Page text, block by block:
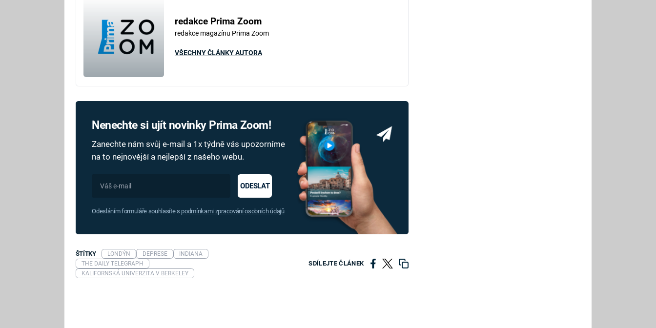
redakce Prima Zoom
redakce magazínu Prima Zoom
VŠECHNY ČLÁNKY AUTORA
Nenechte si ujít novinky Prima Zoom!
Zanechte nám svůj e-mail a 1x týdně vás upozorníme
na to nejnovější a nejlepší z našeho webu.
ODESLAT
Odesláním formuláře souhlasíte s podmínkami zpracování osobních údajů
SDÍLEJTE ČLÁNEK
ŠTÍTKY LONDÝN DEPRESE
INDIANA
THE DAILY TELEGRAPH
KALIFORNSKÁ UNIVERZITA V BERKELEY